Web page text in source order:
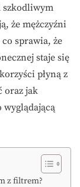
szkodliwym
że mężczyźni
sprawia, że
staje się
płyną z
oraz jak
wyglądającą
z filtrem?